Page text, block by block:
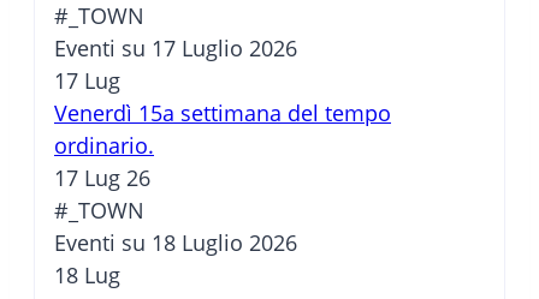
#_TOWN
Eventi su 17 Luglio 2026
17 Lug
Venerdì 15a settimana del tempo
ordinario.
17 Lug 26
#_TOWN
Eventi su 18 Luglio 2026
18 Lug